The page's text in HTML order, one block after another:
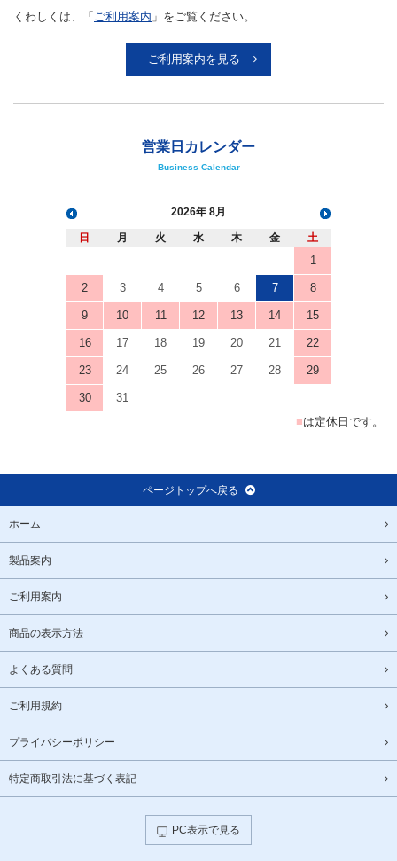
くわしくは、「 ご利用案内 」をご覧ください。
ご利用案内を見る
営業日カレンダー
Business Calendar
2026 8月
日 月 火 水 木 金 土
1
2 3 4 5 6 7 8
9 10 11 12 13 14 15
16 17 18 19 20 21 22
23 24 25 26 27 28 29
30
31
■は定休日です。
ページトップへ戻る
ホーム
製品案内
ご利用案内
商品の表示方法
よくある質問
ご利用規約
プライバシーポリシー
特定商取引法に基づく表記
PC表示で見る